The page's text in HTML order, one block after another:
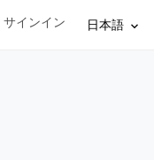
Sign in to your account
サインイン 日本語